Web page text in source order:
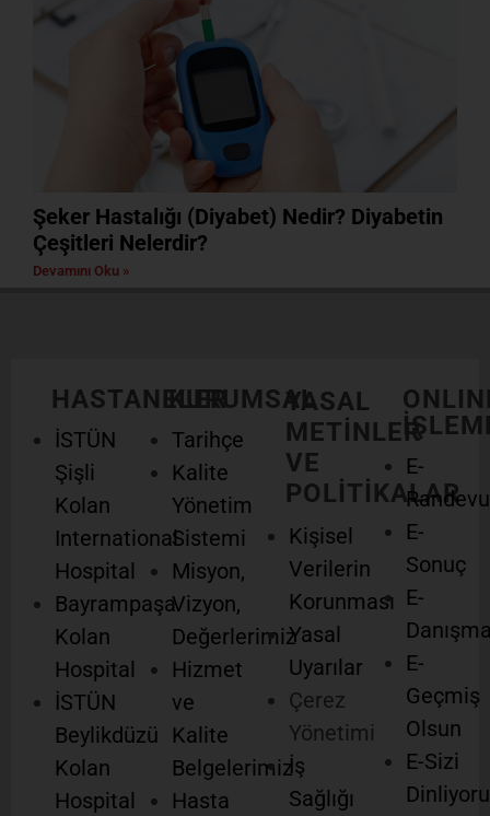
Şeker Hastalığı (Diyabet) Nedir? Diyabetin
Çeşitleri Nelerdir?
Devamını Oku »
HASTANELER
İSTÜN
Şişli
Kolan
International
Hospital
Bayrampaşa
Kolan
Hospital
İSTÜN
Beylikdüzü
Kolan
Hospital
KURUMSAL
Tarihçe
Kalite
Yönetim
Sistemi
Misyon,
Vizyon,
Değerlerimiz
Hizmet
ve
Kalite
Belgelerimiz
Hasta
YASAL
METİNLER
VE
POLİTİKALAR
Kişisel
Verilerin
Korunması
Yasal
Uyarılar
Çerez
Yönetimi
İş
Sağlığı
E-
Randevu
E-
Sonuç
E-
E-
Geçmiş
Olsun
E-Sizi